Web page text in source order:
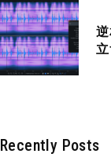
Recently Posts